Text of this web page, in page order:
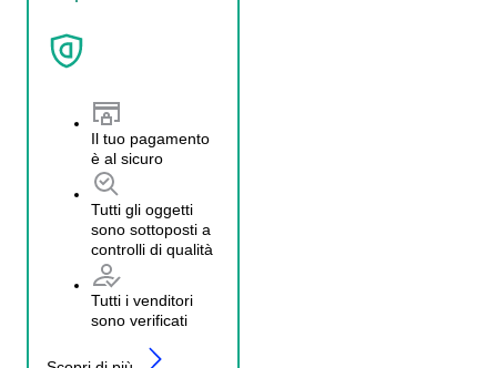
Il tuo pagamento
è al sicuro
Tutti gli oggetti
sono sottoposti a
controlli di qualità
Tutti i venditori
sono verificati